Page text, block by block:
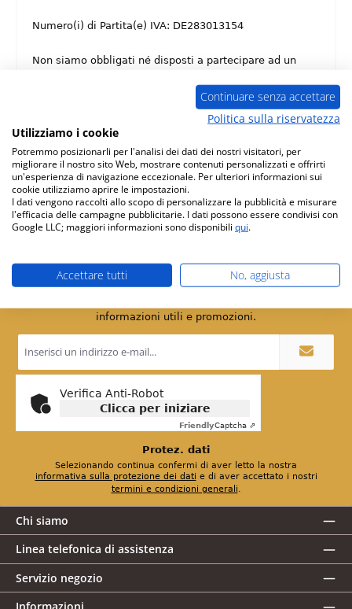
Numero(i) di Partita(e) IVA: DE283013154
Non siamo obbligati né disposti a partecipare ad un
risoluzione delle controversie di consumo.
In conformità alle disposizioni di legge, la nostra
azienda è esente dall'ambito di applicazione dei
requisiti di accessibilità e quindi dall'obbligo di redigere
e fornire una dichiarazione di accessibilità.
Newsletter
informazioni utili e promozioni.
Indirizzo
e-
Verifica Anti-Robot
Clicca per iniziare
FriendlyCaptcha ⇗
Protez. dati
informativa sulla protezione dei dati
termini e condizioni generali.
Chi siamo
Linea telefonica di assistenza
Servizio negozio
Continuare senza accettare
Politica sulla riservatezza
Utilizziamo i cookie
Potremmo posizionarli per l'analisi dei dati dei nostri visitatori, per
migliorare il nostro sito Web, mostrare contenuti personalizzati e offrirti
un'esperienza di navigazione eccezionale. Per ulteriori informazioni sui
cookie utilizziamo aprire le impostazioni.
I dati vengono raccolti allo scopo di personalizzare la pubblicità e misurare
l'efficacia delle campagne pubblicitarie. I dati possono essere condivisi con
Google LLC; maggiori informazioni sono disponibili qui.
Accettare tutti No, aggiusta